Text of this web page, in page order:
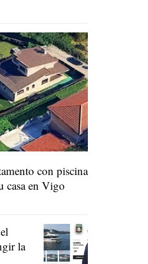
con piscina
casa en Vigo
la